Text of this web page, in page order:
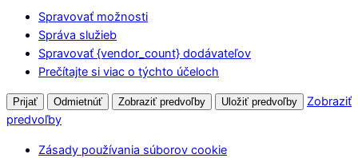
Spravovať možnosti
Správa služieb
Spravovať {vendor_count} dodávateľov
Prečítajte si viac o týchto účeloch
Prijať Odmietnúť Zobraziť predvoľby Uložiť predvoľby
Zobraziť
predvoľby
Zásady používania súborov cookie